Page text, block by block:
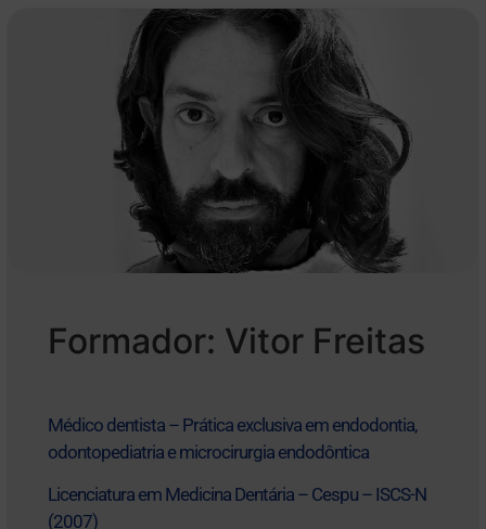
Formador: Vitor Freitas
Médico dentista – Prática exclusiva em endodontia,
odontopediatria e microcirurgia endodôntica
Licenciatura em Medicina Dentária – Cespu – ISCS-N
(2007)